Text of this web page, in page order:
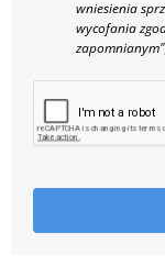
wniesienia
wycofania